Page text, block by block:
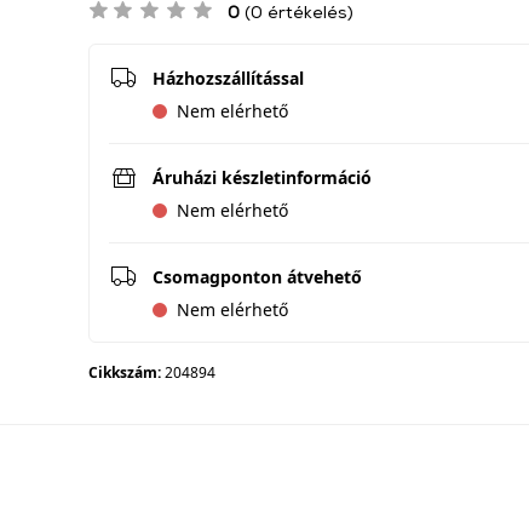
0 (0 értékelés)
Házhozszállítással
Nem elérhető
Áruházi készletinformáció
Nem elérhető
Csomagponton átvehető
Nem elérhető
Cikkszám:204894